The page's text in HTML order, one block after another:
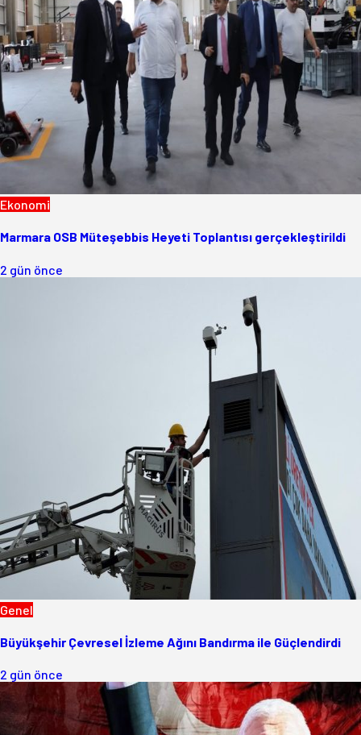
Ekonomi
Marmara OSB Müteşebbis Heyeti Toplantısı gerçekleştirildi
2 gün önce
Genel
Büyükşehir Çevresel İzleme Ağını Bandırma ile Güçlendirdi
2 gün önce